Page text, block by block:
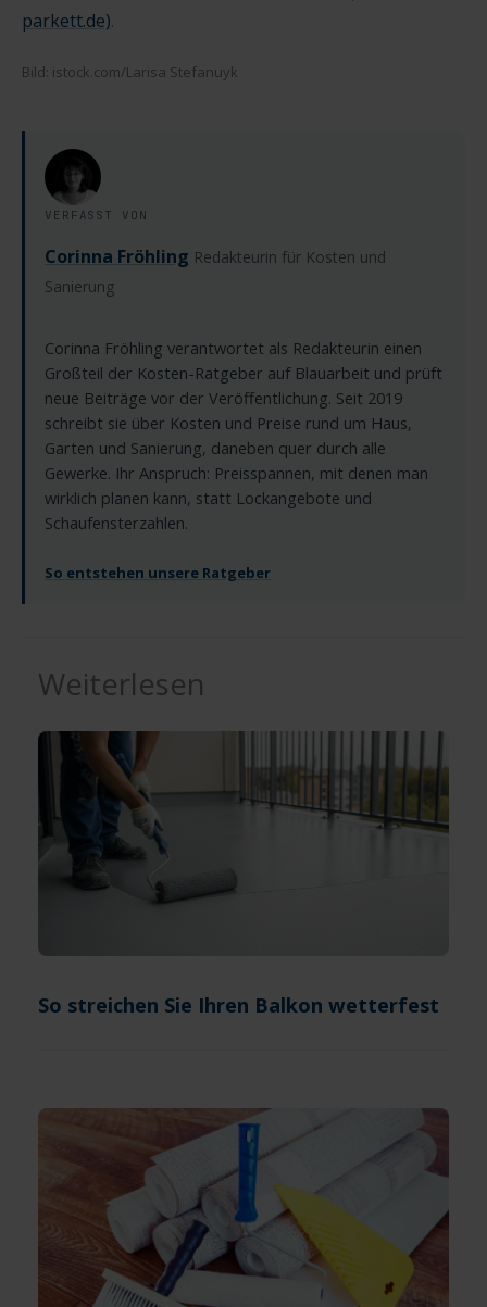
parkett.de).
Bild: istock.com/Larisa Stefanuyk
VERFASST VON
Corinna Fröhling Redakteurin für Kosten und
Sanierung
Corinna Fröhling verantwortet als Redakteurin einen
Großteil der Kosten-Ratgeber auf Blauarbeit und prüft
neue Beiträge vor der Veröffentlichung. Seit 2019
schreibt sie über Kosten und Preise rund um Haus,
Garten und Sanierung, daneben quer durch alle
Gewerke. Ihr Anspruch: Preisspannen, mit denen man
wirklich planen kann, statt Lockangebote und
Schaufensterzahlen.
So entstehen unsere Ratgeber
Weiterlesen
So streichen Sie Ihren Balkon wetterfest